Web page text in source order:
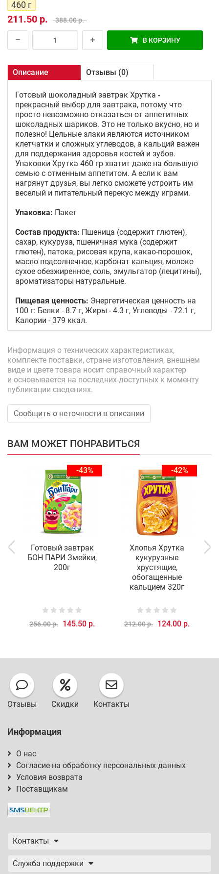
460 г
211.50 р. 388.00 р.
В КОРЗИНУ
Описание Отзывы (0)
Готовый шоколадный завтрак Хрутка -
прекрасный выбор для завтрака, потому что
просто невозможно отказаться от аппетитных
шоколадных шариков. Это не только вкусно, но и
полезно! Цельные злаки являются источником
клетчатки и сложных углеводов, а кальций важен
для поддержания здоровья костей и зубов.
Упаковки Хрутка 460 гр хватит даже на большую
семью с отменным аппетитом. А если к вам
нагрянут друзья, вы легко сможете устроить им
веселый и питательный перекус между играми.
Упаковка: Пакет
Состав продукта: Пшеница (содержит глютен),
сахар, кукуруза, пшеничная мука (содержит
глютен), патока, рисовая крупа, какао-порошок,
масло подсолнечное, карбонат кальция, молоко
сухое обезжиренное, соль, эмульгатор (лецитины),
ароматизаторы натуральные.
Пищевая ценность: Энергетическая ценность на
100 г: Белки - 8.7 г, Жиры - 4.3 г, Углеводы - 72.1 г,
Калории - 379 ккал.
Информация о технических характеристиках,
комплекте поставки, стране изготовления, внешнем
виде и цвете товара носит справочный характер
и основывается на последних доступных к моменту
публикации сведениях.
Сообщить о неточности в описании
ВАМ МОЖЕТ ПОНРАВИТЬСЯ
-43%
Готовый завтрак
БОН ПАРИ Змейки,
200г
256.00 р. 145.50 р.
-42%
Хлопья Хрутка
кукурузные
хрустящие,
обогащенные
кальцием 320г
212.00 р. 124.00 р.
Отзывы Скидки Контакты
Информация
О нас
Согласие на обработку персональных данных
Условия возврата
Поставщикам
Контакты
Служба поддержки